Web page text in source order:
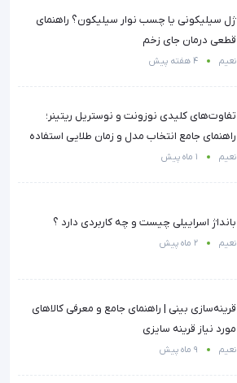
ژل سیلیکونی یا چسب نوار سیلیکون؟ راهنمای
قطعی درمان جای زخم
نعیم 4 هفته پیش
تفاوت‌های کلیدی نوزونت و نوستریل ریتینر؛
راهنمای جامع انتخاب مدل و زمان طلایی استفاده
نعیم 1 ماه پیش
بانداژ اسراییلی چیست و چه کاربردی دارد ؟
نعیم 2 ماه پیش
قرینه‌سازی بینی | راهنمای جامع و معرفی کالاهای
مورد نیاز قرینه سایزی
نعیم 9 ماه پیش